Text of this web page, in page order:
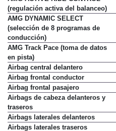
AMG ACTIVE RIDE CONTROL
(regulación activa del balanceo)
AMG DYNAMIC SELECT
(selección de 8 programas de
conducción)
AMG Track Pace (toma de datos
en pista)
Airbag central delantero
Airbag frontal conductor
Airbag frontal pasajero
Airbags de cabeza delanteros y
traseros
Airbags laterales delanteros